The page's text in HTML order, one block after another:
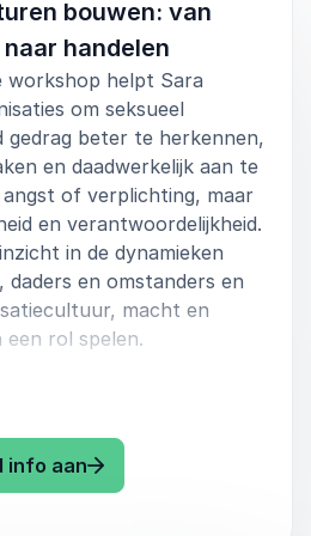
en zorg
bouwen: van
handelen
workshop helpt Sara
om seksueel
gedrag beter te herkennen,
en daadwerkelijk aan te
of verplichting, maar
en verantwoordelijkheid.
in de dynamieken
en omstanders en
macht en
een rol spelen.
internationale expertise
ontstaat een veilige
deelnemers niet alleen
maar ook leren
info aan: Sara Alaoui Veilige